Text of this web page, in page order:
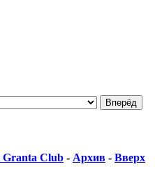
Club - Архив - Вверх